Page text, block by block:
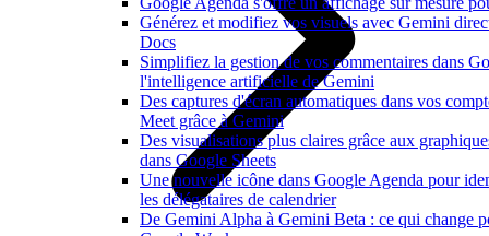
Générez et modifiez vos visuels avec Gemini
Docs
Simplifiez la gestion de vos commentaires dans
l'intelligence artificielle de Gemini
Des captures d'écran automatiques dans vos
Meet grâce à Gemini
Des visualisations plus claires grâce aux
dans Google Sheets
Une nouvelle icône dans Google Agenda pour
les délégataires de calendrier
De Gemini Alpha à Gemini Beta : ce qui change